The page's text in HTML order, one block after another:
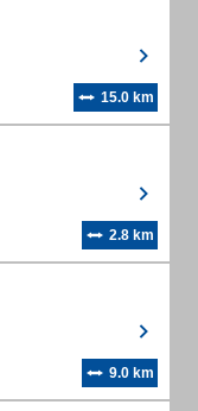
15.0 km
2.8 km
9.0 km